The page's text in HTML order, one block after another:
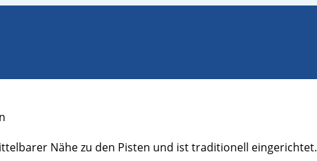
Nähe zu den Pisten und ist traditionell eingerichtet.